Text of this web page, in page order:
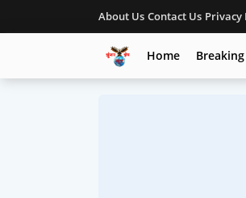
About Us Contact Us Privacy
Home